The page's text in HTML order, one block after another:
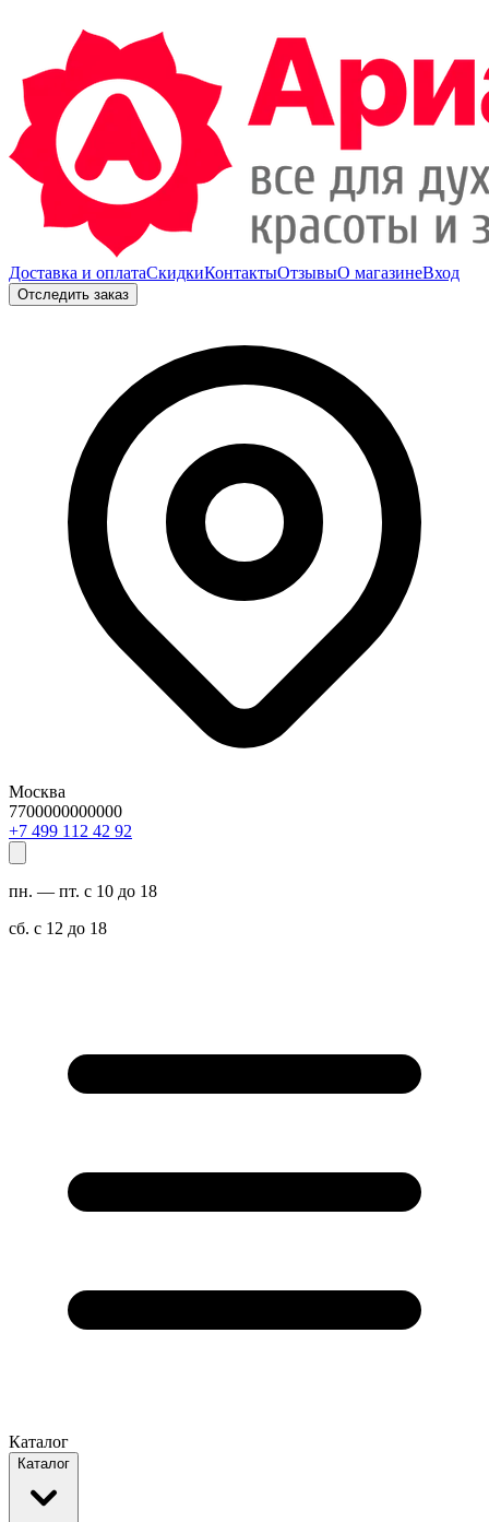
Доставка и оплатаСкидкиКонтактыОтзывыО магазинеВход
Отследить заказ
Москва
7700000000000
29 24 211 994 7+
пн. — пт. с 10 до 18
сб. с 12 до 18
Каталог
Каталог